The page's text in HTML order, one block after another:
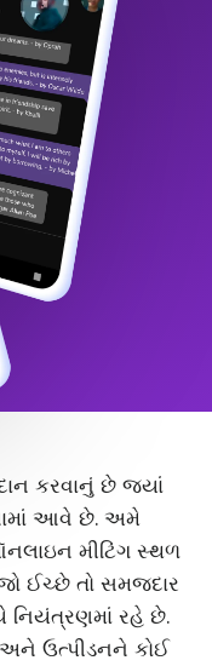
કરવાનું છે જ્યાં
આવે છે. અમે
મીટિંગ સ્થળ
ઈચ્છે તો સમજદાર
નિયંત્રણમાં રહે છે.
અને ઉત્પીડનને કોઈ